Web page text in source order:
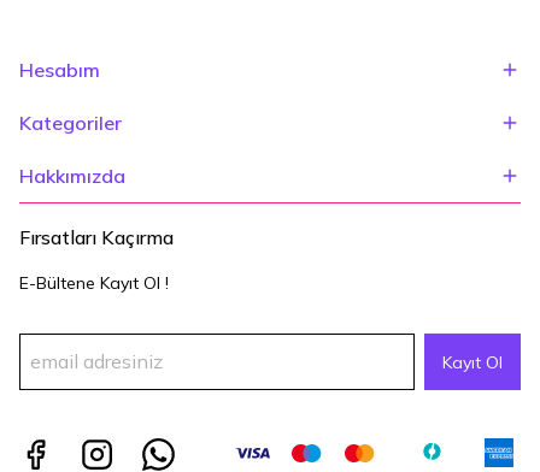
Hesabım
Kategoriler
Hakkımızda
Fırsatları Kaçırma
E-Bültene Kayıt Ol !
Kayıt Ol